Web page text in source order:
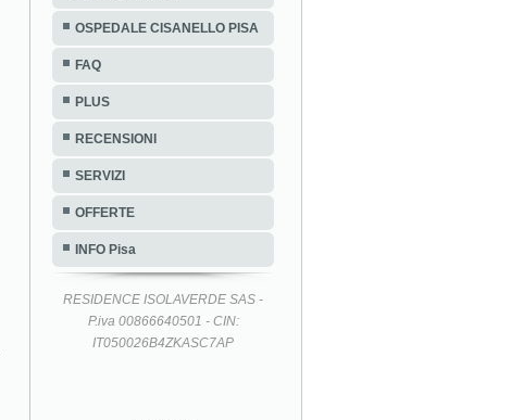
OSPEDALE CISANELLO PISA
FAQ
PLUS
RECENSIONI
SERVIZI
OFFERTE
INFO Pisa
RESIDENCE ISOLAVERDE SAS -
P.iva 00866640501 - CIN:
IT050026B4ZKASC7AP